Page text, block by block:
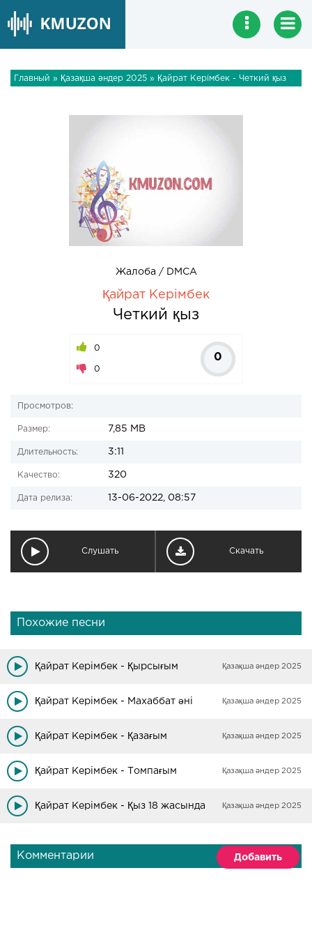
Главный » Қазақша әндер 2025 » Қайрат Керімбек - Четкий қыз
Жалоба / DMCA
Қайрат Керімбек
Четкий қыз
0
0
0
Просмотров:
Размер: 7,85 MB
Длительность: 3:11
Качество: 320
Дата релиза: 13-06-2022, 08:57
Слушать Скачать
Похожие песни
Қайрат Керімбек - Қырсығым Қазақша әндер 2025
Қайрат Керімбек - Махаббат әні Қазақша әндер 2025
Қайрат Керімбек - Қазағым Қазақша әндер 2025
Қайрат Керімбек - Томпағым Қазақша әндер 2025
Қайрат Керімбек - Қыз 18 жасында Қазақша әндер 2025
Комментарии Добавить